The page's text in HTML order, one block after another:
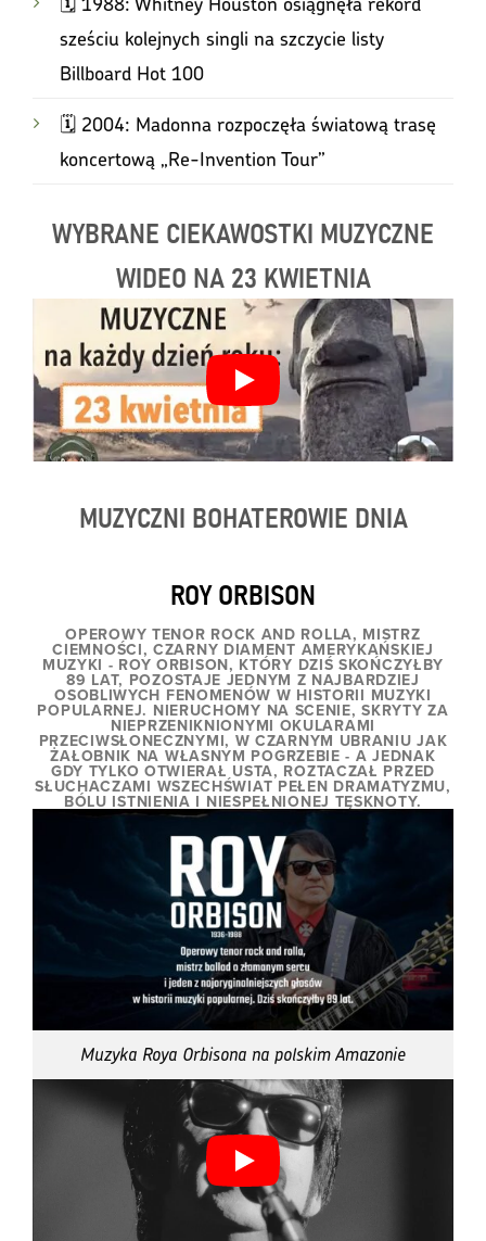
sześciu kolejnych singli na szczycie listy
Billboard Hot 100
🗓️ 2004: Madonna rozpoczęła światową trasę
koncertową „Re-Invention Tour”
WYBRANE CIEKAWOSTKI MUZYCZNE
WIDEO NA 23 KWIETNIA
MUZYCZNI BOHATEROWIE DNIA
ROY ORBISON
OPEROWY TENOR ROCK AND ROLLA, MISTRZ
CIEMNOŚCI, CZARNY DIAMENT AMERYKAŃSKIEJ
MUZYKI - ROY ORBISON, KTÓRY DZIŚ SKOŃCZYŁBY
89 LAT, POZOSTAJE JEDNYM Z NAJBARDZIEJ
OSOBLIWYCH FENOMENÓW W HISTORII MUZYKI
POPULARNEJ. NIERUCHOMY NA SCENIE, SKRYTY ZA
NIEPRZENIKNIONYMI OKULARAMI
PRZECIWSŁONECZNYMI, W CZARNYM UBRANIU JAK
ŻAŁOBNIK NA WŁASNYM POGRZEBIE - A JEDNAK
GDY TYLKO OTWIERAŁ USTA, ROZTACZAŁ PRZED
SŁUCHACZAMI WSZECHŚWIAT PEŁEN DRAMATYZMU,
BÓLU ISTNIENIA I NIESPEŁNIONEJ TĘSKNOTY.
Muzyka Roya Orbisona na polskim Amazonie